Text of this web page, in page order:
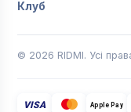
Клуб
© 2026 RIDMI. Усі
VISA Apple Pay